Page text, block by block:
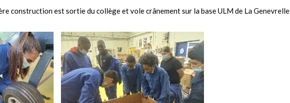
construction est sortie du collège et vole crânement sur la base ULM de La Genevrelle